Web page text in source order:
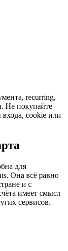
recurring,
Не покупайте
cookie или
для
Она всё равно
и с
имеет смысл
сервисов.